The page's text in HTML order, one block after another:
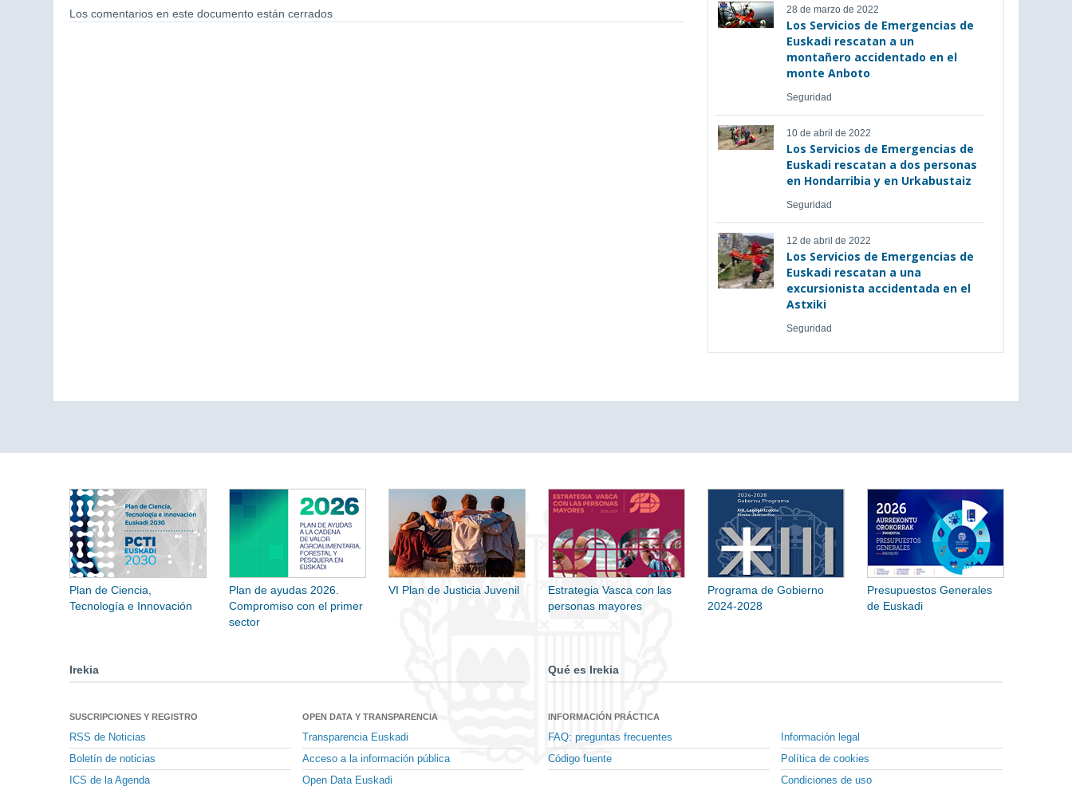
Los comentarios en este documento están cerrados 28 de marzo de 2022
Los Servicios de Emergencias de
Euskadi rescatan a un
montañero accidentado en el
monte Anboto
Seguridad
10 de abril de 2022
Los Servicios de Emergencias de
Euskadi rescatan a dos personas
en Hondarribia y en Urkabustaiz
Seguridad
12 de abril de 2022
Los Servicios de Emergencias de
Euskadi rescatan a una
excursionista accidentada en el
Astxiki
Seguridad
Plan de Ciencia,
Tecnología e Innovación
Plan de ayudas 2026.
Compromiso con el primer
sector
VI Plan de Justicia Juvenil
Estrategia Vasca con las
personas mayores
Programa de Gobierno
2024-2028
Presupuestos Generales
de Euskadi
Irekia
SUSCRIPCIONES Y REGISTRO
RSS de Noticias
Boletín de noticias
ICS de la Agenda
OPEN DATA Y TRANSPARENCIA
Transparencia Euskadi
Acceso a la información pública
Open Data Euskadi
Qué es Irekia
INFORMACIÓN PRÁCTICA
FAQ: preguntas frecuentes
Código fuente
Información legal
Política de cookies
Condiciones de uso